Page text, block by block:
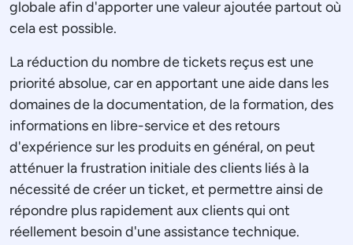
globale afin d'apporter une valeur ajoutée partout où
cela est possible.
La réduction du nombre de tickets reçus est une
priorité absolue, car en apportant une aide dans les
domaines de la documentation, de la formation, des
informations en libre-service et des retours
d'expérience sur les produits en général, on peut
atténuer la frustration initiale des clients liés à la
nécessité de créer un ticket, et permettre ainsi de
répondre plus rapidement aux clients qui ont
réellement besoin d'une assistance technique.